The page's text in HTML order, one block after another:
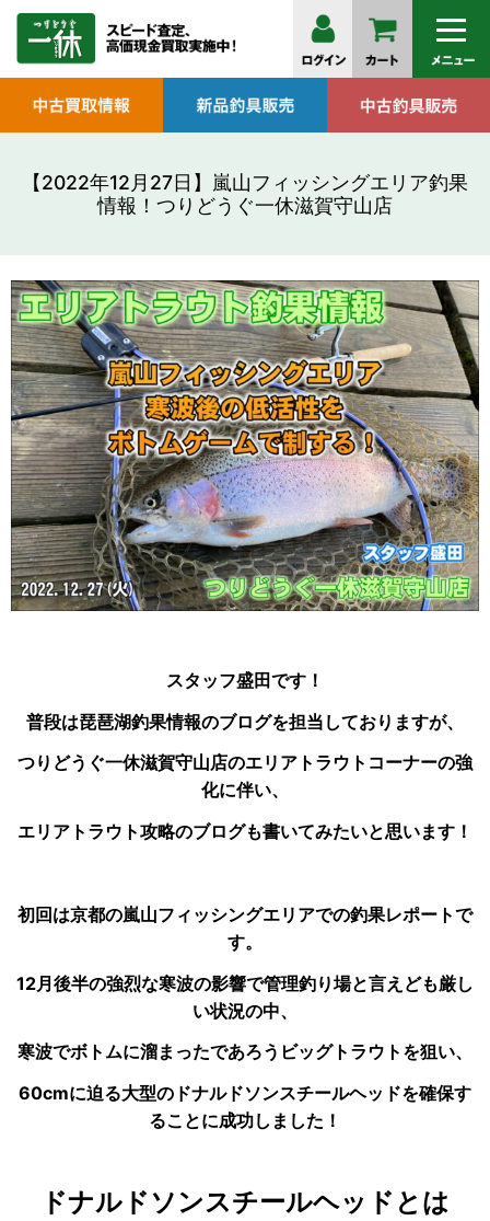
【2022年12月27日】嵐山フィッシングエリア釣果
情報！つりどうぐ一休滋賀守山店
スタッフ盛田です！
普段は琵琶湖釣果情報のブログを担当しておりますが、
つりどうぐ一休滋賀守山店のエリアトラウトコーナーの強
化に伴い、
エリアトラウト攻略のブログも書いてみたいと思います！
初回は京都の嵐山フィッシングエリアでの釣果レポートで
す。
12月後半の強烈な寒波の影響で管理釣り場と言えども厳し
い状況の中、
寒波でボトムに溜まったであろうビッグトラウトを狙い、
60cmに迫る大型のドナルドソンスチールヘッドを確保す
ることに成功しました！
ドナルドソンスチールヘッドとは